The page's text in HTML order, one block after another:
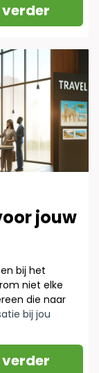
verder
jouw
bij het
niet elke
die naar
bij jou
verder